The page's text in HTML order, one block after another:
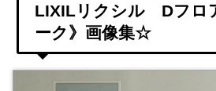
LIXILリクシル Dフロ
ーク》画像集☆